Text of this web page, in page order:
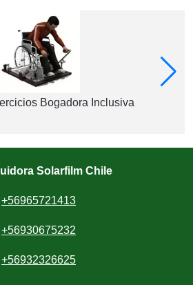
Bogadora Inclusiva
Solarfilm Chile
+56965721413
+56930675232
+56932326625